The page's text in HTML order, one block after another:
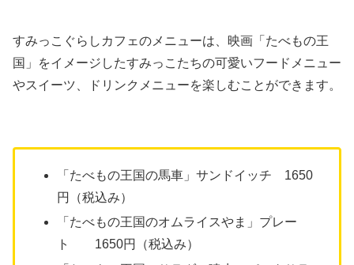
すみっこぐらしカフェのメニューは、映画「たべもの王
国」をイメージしたすみっこたちの可愛いフードメニュー
やスイーツ、ドリンクメニューを楽しむことができます。
「たべもの王国の馬車」サンドイッチ 1650
円（税込み）
「たべもの王国のオムライスやま」プレー
ト 1650円（税込み）